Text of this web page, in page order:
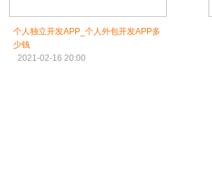
个人独立开发APP_个人外包开发APP多
少钱
2021-02-16 20:00